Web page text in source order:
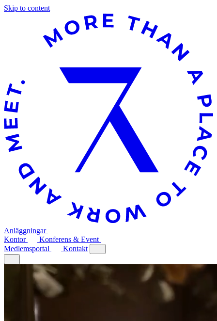
Skip to content
Anläggningar
Kontor
Konferens & Event
Medlemsportal
Kontakt